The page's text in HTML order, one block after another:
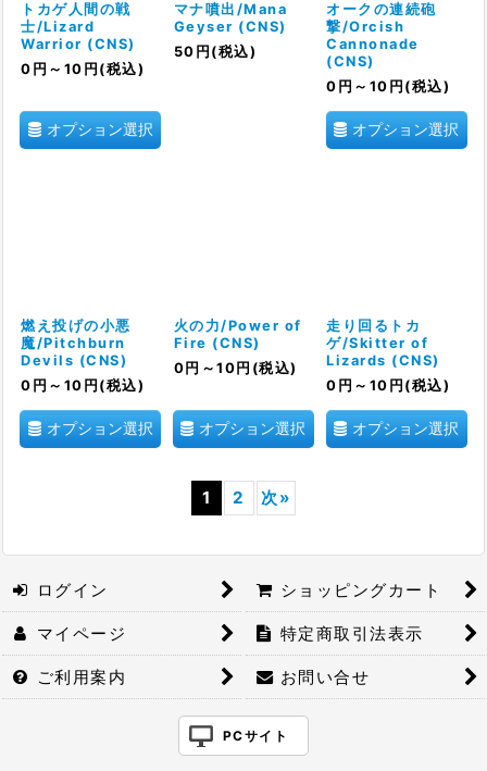
トカゲ人間の戦
士/Lizard
Warrior (CNS)
0 円 ～10 円 (税込)
オプション選択
マナ噴出/Mana
Geyser (CNS)
50 円 (税込)
オークの連続砲
撃/Orcish
Cannonade
(CNS)
0 円 ～10 円 (税込)
オプション選択
燃え投げの小悪
魔/Pitchburn
Devils (CNS)
0 円 ～10 円 (税込)
オプション選択
火の力/Power of
Fire (CNS)
0 円 ～10 円 (税込)
オプション選択
走り回るトカ
ゲ/Skitter of
Lizards (CNS)
0 円 ～10 円 (税込)
オプション選択
1 2 次 »
ログイン ショッピングカート
マイページ 特定商取引法表示
ご利用案内 お問い合せ
PCサイト